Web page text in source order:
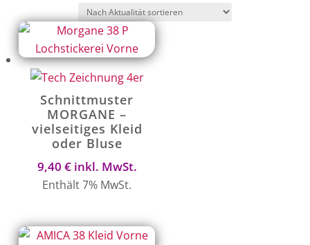
Schnittmuster
MORGANE –
vielseitiges Kleid
oder Bluse
9,40 € inkl. MwSt.
Enthält 7% MwSt.